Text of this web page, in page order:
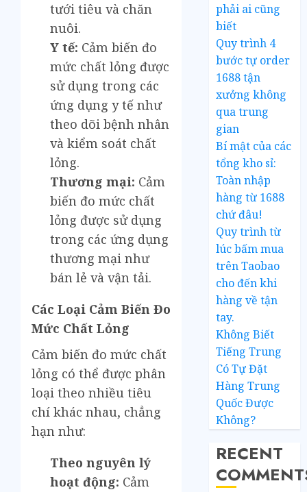
tưới tiêu và chăn
nuôi.
Y tế: Cảm biến đo
mức chất lỏng được
sử dụng trong các
ứng dụng y tế như
theo dõi bệnh nhân
và kiểm soát chất
lỏng.
Thương mại: Cảm
biến đo mức chất
lỏng được sử dụng
trong các ứng dụng
thương mại như
bán lẻ và vận tải.
Các Loại Cảm Biến Đo
Mức Chất Lỏng
Cảm biến đo mức chất
lỏng có thể được phân
loại theo nhiều tiêu
chí khác nhau, chẳng
hạn như:
Theo nguyên lý
hoạt động: Cảm
phải ai cũng
biết
Quy trình 4
bước tự order
1688 tận
xưởng không
qua trung
gian
Bí mật của các
tổng kho sỉ:
Toàn nhập
hàng từ 1688
chứ đâu!
Quy trình từ
lúc bấm mua
trên Taobao
cho đến khi
hàng về tận
tay.
Không Biết
Tiếng Trung
Có Tự Đặt
Hàng Trung
Quốc Được
Không?
RECENT